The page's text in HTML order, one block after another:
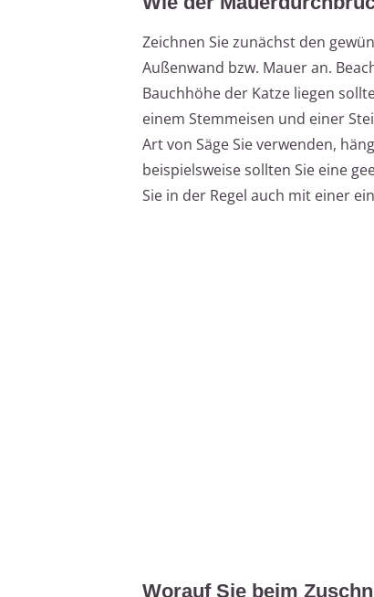
Zeichnen Sie zunächst den
Außenwand bzw. Mauer an.
Bauchhöhe der Katze liegen
einem Stemmeisen und einer
Art von Säge Sie verwenden,
beispielsweise sollten Sie eine
Sie in der Regel auch mit einer
Worauf Sie beim